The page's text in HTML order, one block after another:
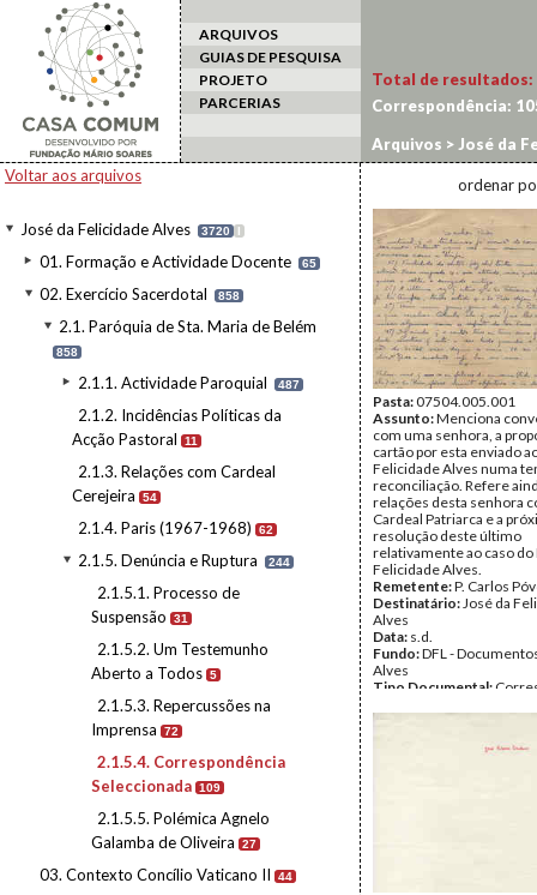
ARQUIVOS
GUIAS DE PESQUISA
PROJETO
PARCERIAS
Voltar aos arquivos
José da Felicidade Alves 3720 I
01. Formação e Actividade Docente 65
02. Exercício Sacerdotal 858
2.1. Paróquia de Sta. Maria de Belém
858
2.1.1. Actividade Paroquial 487
2.1.2. Incidências Políticas da
Acção Pastoral
11
2.1.3. Relações com Cardeal
Cerejeira
54
2.1.4. Paris (1967-1968) 62
2.1.5. Denúncia e Ruptura 244
2.1.5.1. Processo de
Suspensão
31
2.1.5.2. Um Testemunho
Aberto a Todos 5
2.1.5.3. Repercussões na
Imprensa
72
2.1.5.4. Correspondência
Seleccionada 109
2.1.5.5. Polémica Agnelo
Galamba de Oliveira
27
03. Contexto Concílio Vaticano II 44
Total de resultados:
Correspondência:
Arquivos > José da
2.1.5. Denúncia e
ordenar
Pasta:07504.005.001
Assunto:Menciona
com uma senhora, a
cartão por esta enviado
Felicidade Alves numa
reconciliação. Refere
relações desta senhora
Cardeal Patriarca e a
resolução deste último
relativamente ao caso do
Felicidade Alves.
Remetente:P. Carlos
Destinatário:José da
Alves
Data: s.d.
Fundo:DFL -
Alves
Tipo Documental: